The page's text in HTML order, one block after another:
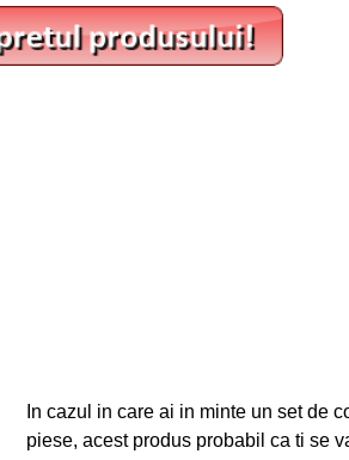
In cazul in care ai in minte un set de
piese, acest produs probabil ca ti se